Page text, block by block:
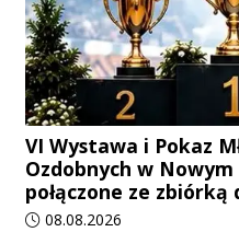
VI Wystawa i Pokaz
Ozdobnych w
połączone ze zbiórką
Data dodania artykułu:
08.08.2026